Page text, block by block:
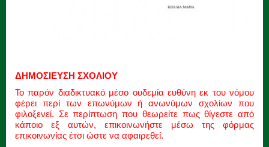
ΔΗΜΟΣΙΕΥΣΗ ΣΧΟΛΙΟΥ
Το παρόν διαδικτυακό μέσο ουδεμία ευθύνη εκ του νόμου
φέρει περί των επωνύμων ή ανωνύμων σχολίων που
φιλοξενεί. Σε περίπτωση που θεωρείτε πως θίγεστε από
κάποιο εξ αυτών, επικοινωνήστε μέσω της φόρμας
επικοινωνίας έτσι ώστε να αφαιρεθεί.